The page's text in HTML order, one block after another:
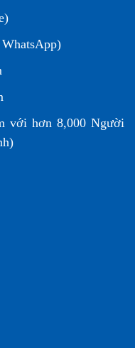
với hơn 8,000 Người
)